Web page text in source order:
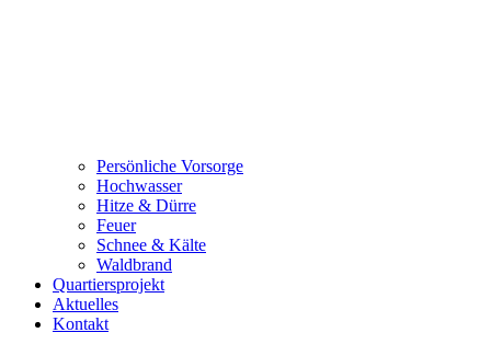
Persönliche Vorsorge
Hochwasser
Hitze & Dürre
Feuer
Schnee & Kälte
Waldbrand
Quartiersprojekt
Aktuelles
Kontakt